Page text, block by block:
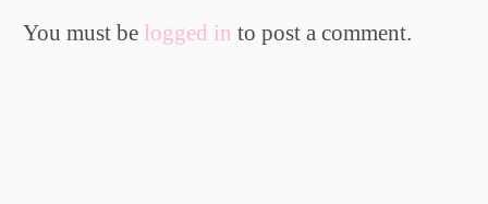
You must be logged in to post a comment.